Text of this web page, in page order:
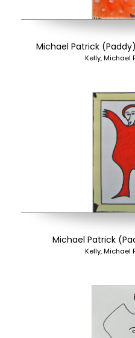
Michael Patrick
Kelly, Michael
Michael Patrick
Kelly, Michael